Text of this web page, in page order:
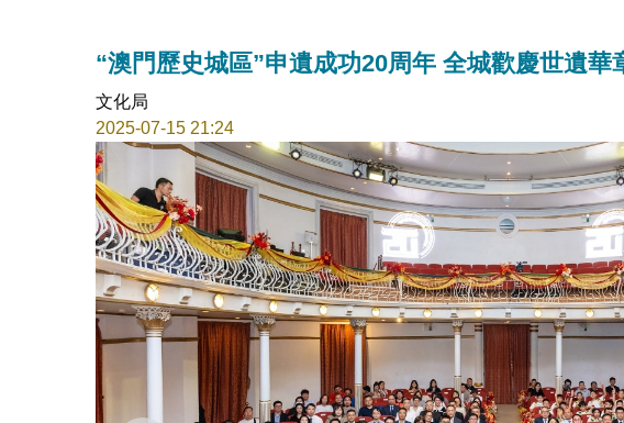
“澳門歷史城區”申遺成功20周年 全城歡慶世遺華
文化局
2025-07-15 21:24